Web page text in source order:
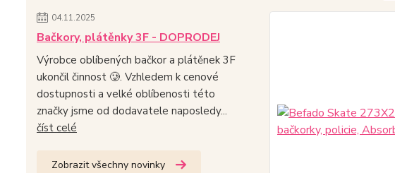
04.11.2025
Bačkory, plátěnky 3F - DOPRODEJ
Výrobce oblíbených bačkor a plátěnek 3F
ukončil činnost 🥲. Vzhledem k cenové
dostupnosti a velké oblíbenosti této
značky jsme od dodavatele naposledy...
číst celé
Zobrazit všechny novinky